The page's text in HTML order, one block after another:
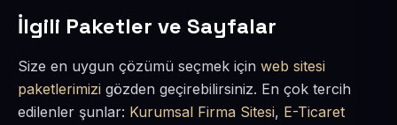
İlgili Paketler ve Sayfalar
Size en uygun çözümü seçmek için web sitesi
paketlerimizi gözden geçirebilirsiniz. En çok tercih
edilenler şunlar: Kurumsal Firma Sitesi, E-Ticaret